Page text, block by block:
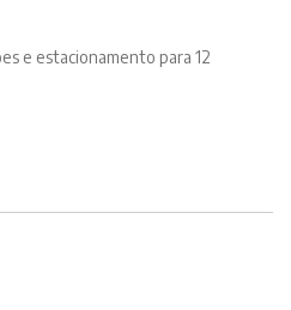
e estacionamento para 12